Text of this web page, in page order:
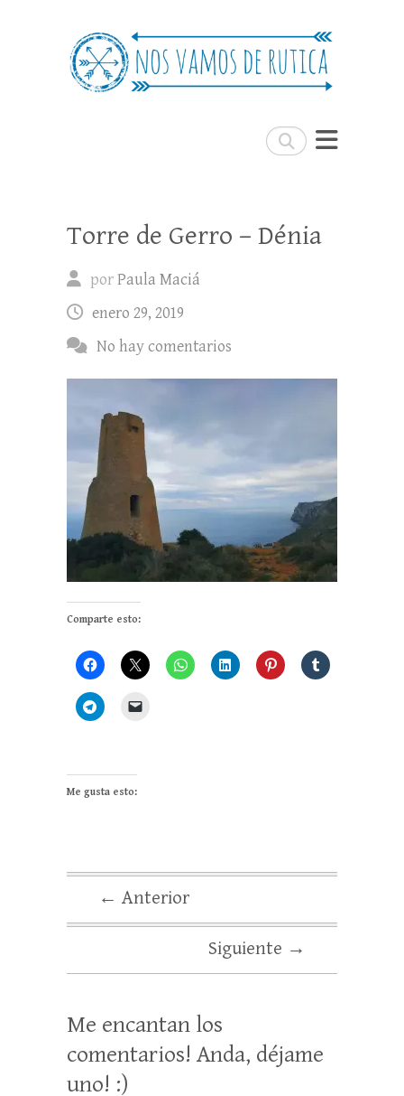
Buscar
Nos Vamos de Rutica
Torre de Gerro – Dénia
porPaula Maciá
enero 29, 2019
No hay comentarios
Comparte esto:
Me gusta esto:
← Anterior
Siguiente →
Me encantan los
comentarios! Anda, déjame
uno! :)